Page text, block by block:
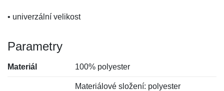
• univerzální velikost
Parametry
Materiál 100% polyester
Materiálové složení: polyester